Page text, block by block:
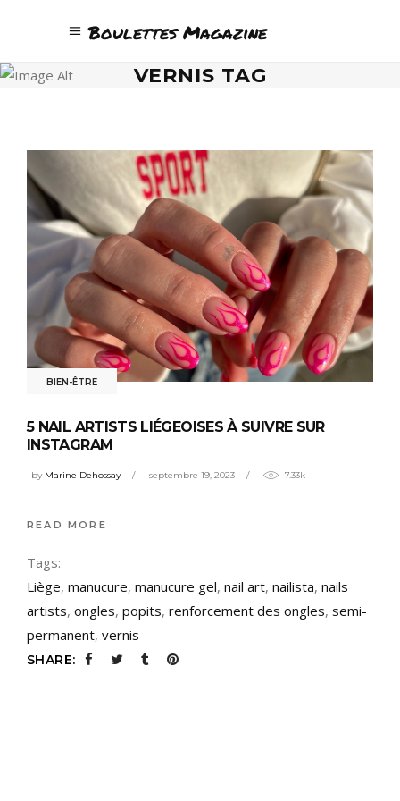
Boulettes Magazine
VERNIS TAG
BIEN-ÊTRE
5 NAIL ARTISTS LIÉGEOISES À SUIVRE SUR
INSTAGRAM
by Marine Dehossay septembre 19, 2023 7.33k
READ MORE
Tags:
Liège, manucure, manucure gel, nail art, nailista, nails
artists, ongles, popits, renforcement des ongles, semi-
permanent, vernis
SHARE: